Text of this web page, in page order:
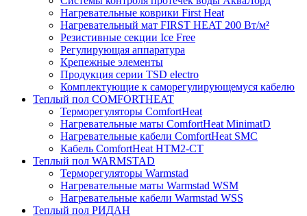
Нагревательные коврики First Heat
Нагревательный мат FIRST HEAT 200 Вт/м²
Резистивные секции Ice Free
Регулирующая аппаратура
Крепежные элементы
Продукция серии TSD electro
Комплектующие к саморегулирующемуся кабелю
Теплый пол COMFORTHEAT
Терморегуляторы ComfortHeat
Нагревательные маты ComfortHeat MinimatD
Нагревательные кабели ComfortHeat SMC
Кабель ComfortHeat HTM2-CT
Теплый пол WARMSTAD
Терморегуляторы Warmstad
Нагревательные маты Warmstad WSM
Нагревательные кабели Warmstad WSS
Теплый пол РИДАН